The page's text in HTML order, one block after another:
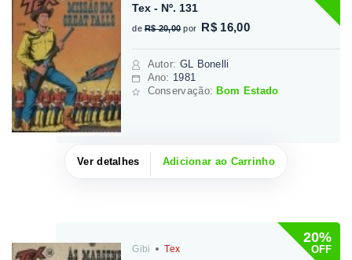
Tex - Nº. 131
de R$ 20,00 por R$ 16,00
Autor: GL Bonelli
Ano: 1981
Conservação: Bom Estado
Ver detalhes Adicionar ao Carrinho
20%
OFF
Gibi Tex